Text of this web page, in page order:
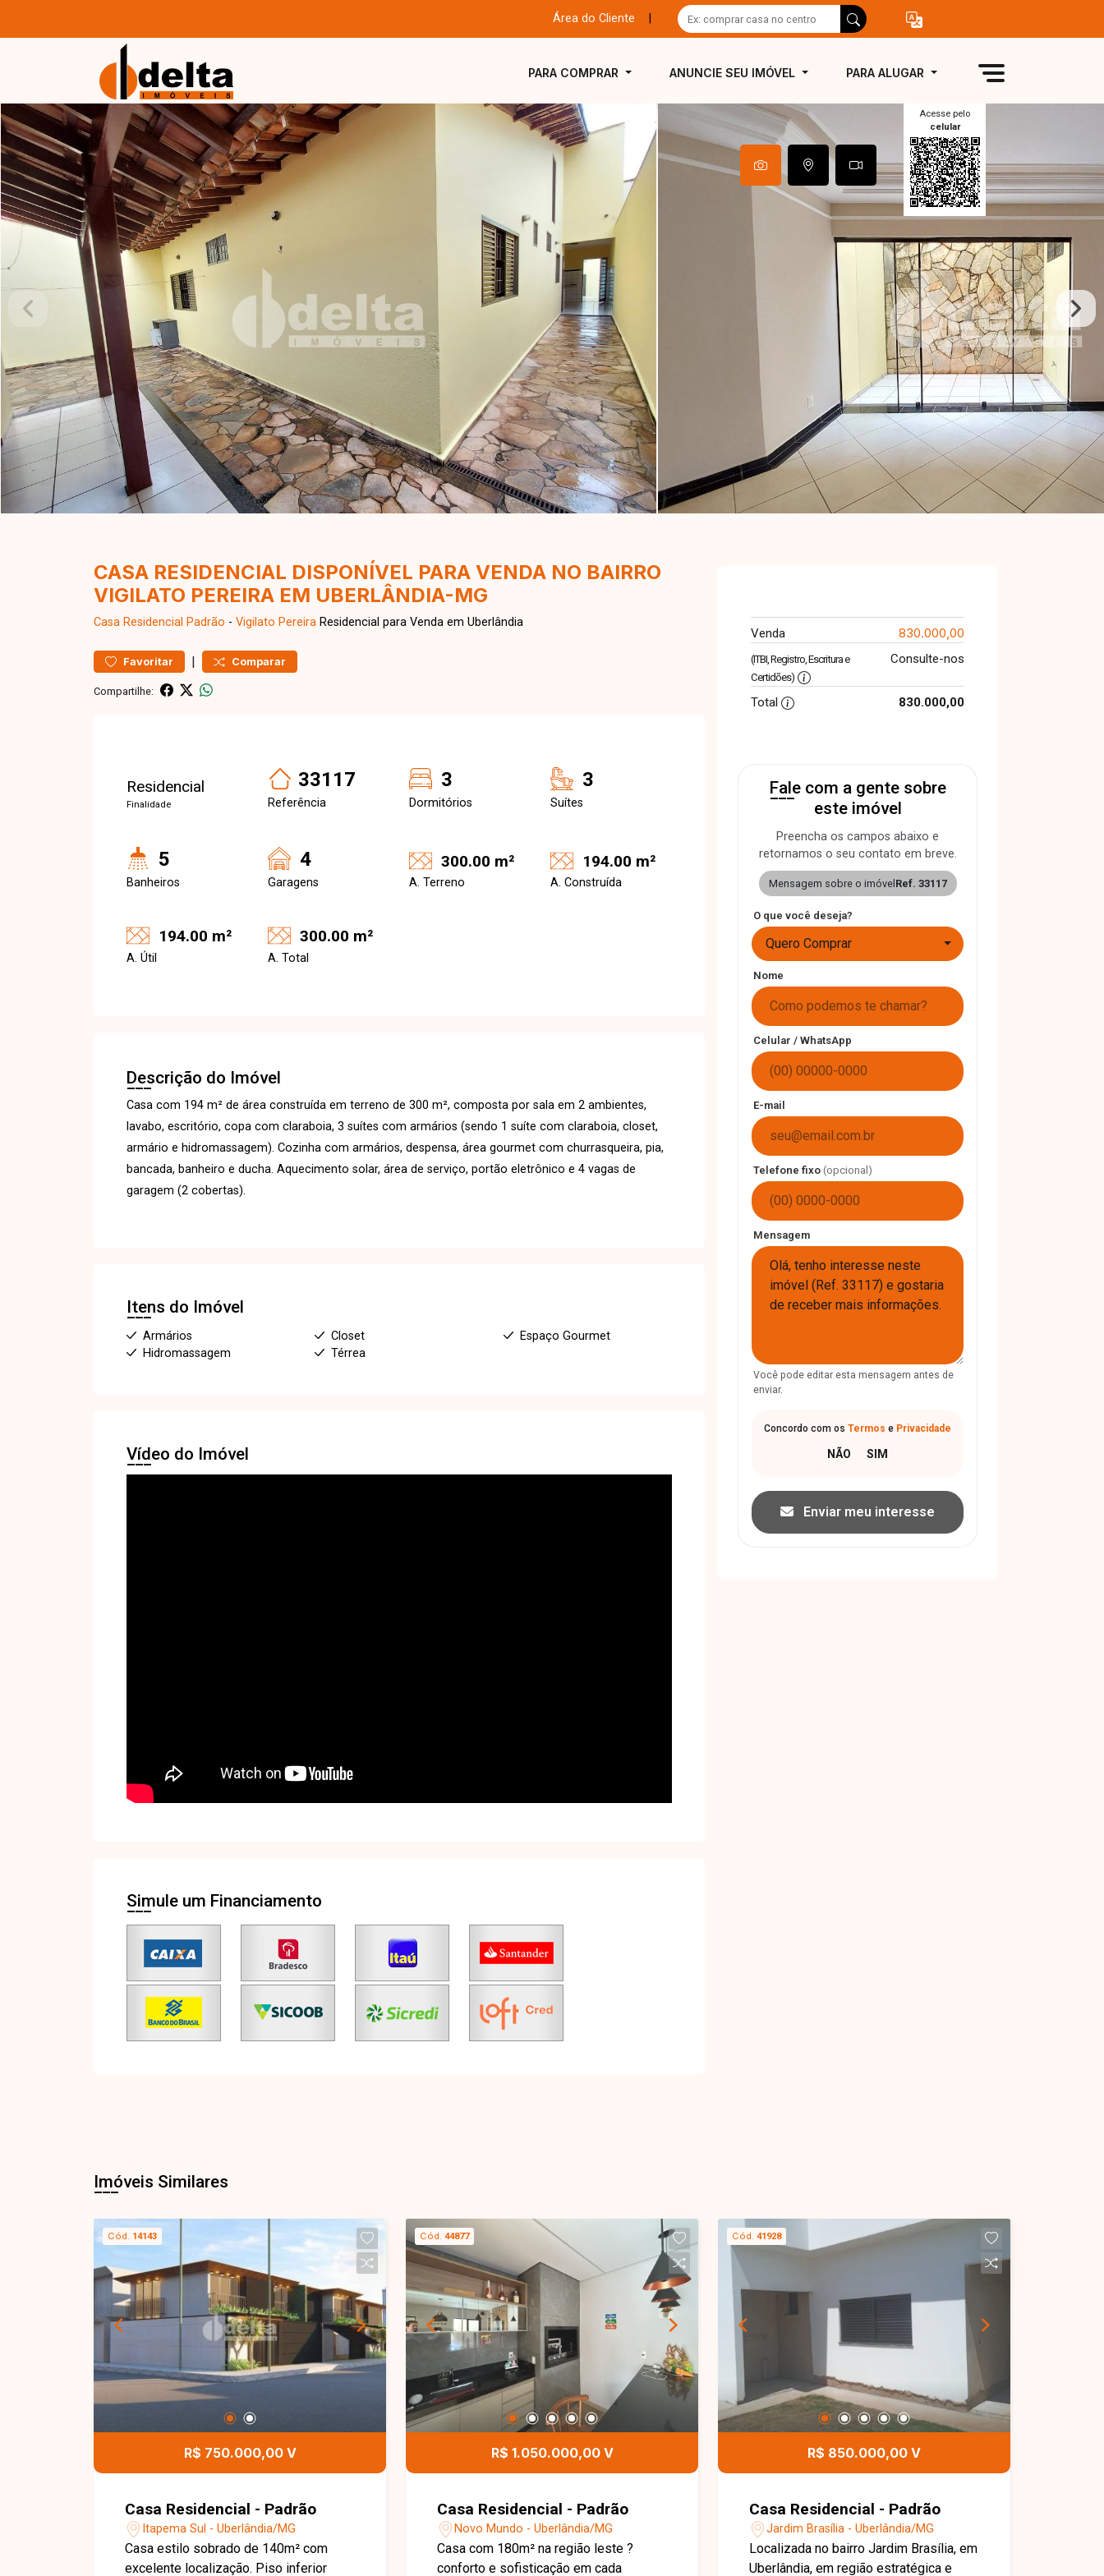
Área do Cliente
PARA COMPRAR ANUNCIE SEU IMÓVEL PARA ALUGAR
Acesse pelo
celular
CASA RESIDENCIAL DISPONÍVEL PARA VENDA NO BAIRRO
VIGILATO PEREIRA EM UBERLÂNDIA-MG
Casa Residencial Padrão - Vigilato Pereira Residencial para Venda em Uberlândia
Favoritar | Comparar
Compartilhe:
Residencial
Finalidade
33117
Referência
3
Dormitórios
3
Suítes
5
Banheiros
4
Garagens
300.00 m²
A. Terreno
194.00 m²
A. Construída
194.00 m²
A. Útil
300.00 m²
A. Total
Descrição do Imóvel
Casa com 194 m² de área construída em terreno de 300 m², composta por sala em 2 ambientes,
lavabo, escritório, copa com claraboia, 3 suítes com armários (sendo 1 suíte com claraboia, closet,
armário e hidromassagem). Cozinha com armários, despensa, área gourmet com churrasqueira, pia,
bancada, banheiro e ducha. Aquecimento solar, área de serviço, portão eletrônico e 4 vagas de
garagem (2 cobertas).
Itens do Imóvel
Armários Closet
Espaço Gourmet
Hidromassagem
Térrea
Vídeo do Imóvel
Simule um Financiamento
Venda 830.000,00
(ITBI, Registro, Escritura e
Certidões)
Consulte-nos
Total 830.000,00
Fale com a gente sobre
este imóvel
Preencha os campos abaixo e
retornamos o seu contato em breve.
Mensagem sobre o imóvel Ref. 33117
O que você deseja?
Quero Comprar
Nome
Celular / WhatsApp
E-mail
Telefone fixo (opcional)
Mensagem
Você pode editar esta mensagem antes de
enviar.
Concordo com os Termos e Privacidade
Enviar meu interesse
Imóveis Similares
Cód. 14143
R$ 750.000,00 V
Casa Residencial - Padrão
Itapema Sul - Uberlândia/MG
Casa estilo sobrado de 140m² com
excelente localização. Piso inferior
Cód. 44877
R$ 1.050.000,00 V
Casa Residencial - Padrão
Novo Mundo - Uberlândia/MG
Casa com 180m² na região leste ?
conforto e sofisticação em cada
Cód. 41928
R$ 850.000,00 V
Casa Residencial - Padrão
Jardim Brasília - Uberlândia/MG
Localizada no bairro Jardim Brasília, em
Uberlândia, em região estratégica e